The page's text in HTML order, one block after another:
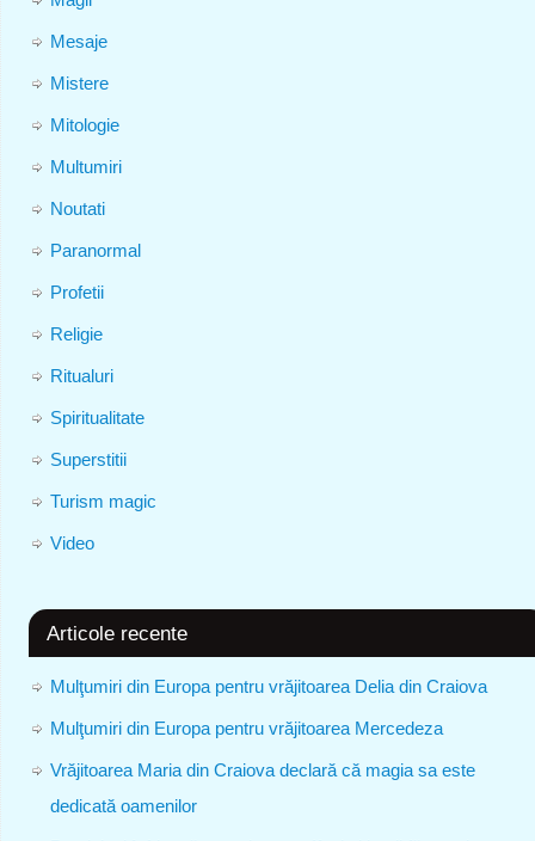
Mesaje
Mistere
Mitologie
Multumiri
Noutati
Paranormal
Profetii
Religie
Ritualuri
Spiritualitate
Superstitii
Turism magic
Video
Articole recente
Mulţumiri din Europa pentru vrăjitoarea Delia din Craiova
Mulţumiri din Europa pentru vrăjitoarea Mercedeza
Vrăjitoarea Maria din Craiova declară că magia sa este
dedicată oamenilor